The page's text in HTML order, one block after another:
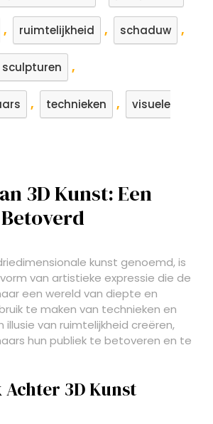
, ruimtelijkheid , schaduw ,
sculpturen ,
, technieken , visuele
3D Kunst: Een
kunst genoemd, is
van artistieke expressie die de
een wereld van diepte en
te maken van technieken en
van ruimtelijkheid creëren,
hun publiek te betoveren en te
Achter 3D Kunst